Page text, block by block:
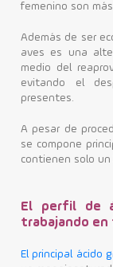
femenino son
Además de ser
aves es una
medio del
evitando el
presentes.
A pesar de
se compone
contienen solo un
El perfil de
trabajando en
El principal ácido